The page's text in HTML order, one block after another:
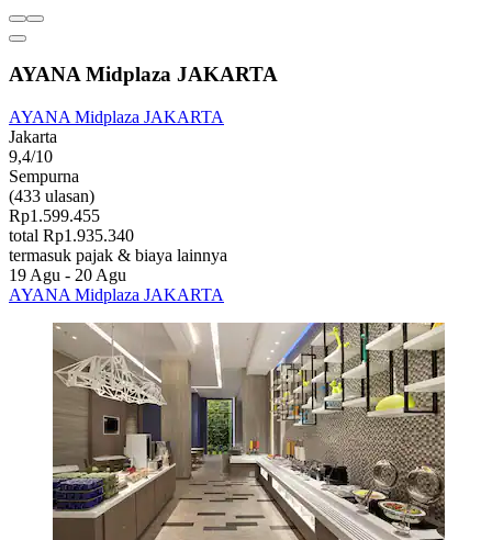
AYANA Midplaza JAKARTA
AYANA Midplaza JAKARTA
Jakarta
9,4/10
Sempurna
(433 ulasan)
Rp1.599.455
total Rp1.935.340
termasuk pajak & biaya lainnya
19 Agu - 20 Agu
AYANA Midplaza JAKARTA